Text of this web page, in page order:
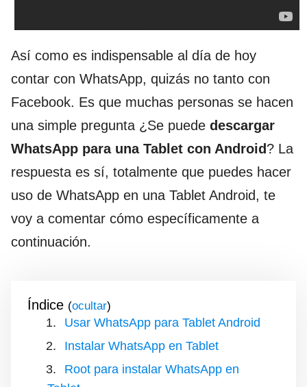
Así como es indispensable al día de hoy
contar con WhatsApp, quizás no tanto con
Facebook. Es que muchas personas se hacen
una simple pregunta ¿Se puede descargar
WhatsApp para una Tablet con Android? La
respuesta es sí, totalmente que puedes hacer
uso de WhatsApp en una Tablet Android, te
voy a comentar cómo específicamente a
continuación.
Índice ( )
Usar WhatsApp para Tablet Android
Instalar WhatsApp en Tablet
Root para instalar WhatsApp en